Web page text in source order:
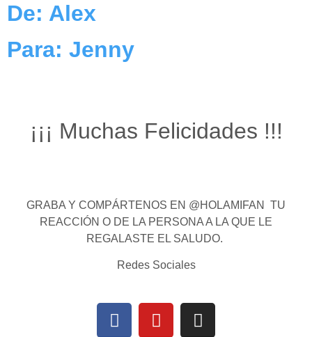
De: Alex
Para: Jenny
¡¡¡ Muchas Felicidades !!!
GRABA Y COMPÁRTENOS EN @HOLAMIFAN TU
REACCIÓN O DE LA PERSONA A LA QUE LE
REGALASTE EL SALUDO.
Redes Sociales